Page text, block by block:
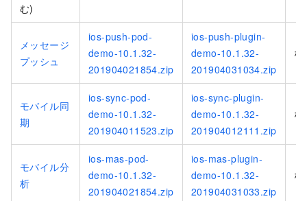
む)
メッセージ
プッシュ
ios-push-pod-
demo-10.1.32-
201904021854.zip
ios-push-plugin-
demo-10.1.32-
201904031034.zip
な
モバイル同
期
ios-sync-pod-
demo-10.1.32-
201904011523.zip
ios-sync-plugin-
demo-10.1.32-
201904012111.zip
な
モバイル分
析
ios-mas-pod-
demo-10.1.32-
201904021854.zip
ios-mas-plugin-
demo-10.1.32-
201904031033.zip
な